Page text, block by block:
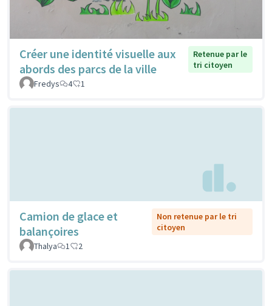
Créer une identité visuelle aux
abords des parcs de la ville
Retenue par le
tri citoyen
Fredys
4 1
Camion de glace et
balançoires
Non retenue par le tri
citoyen
Thalya
1 2